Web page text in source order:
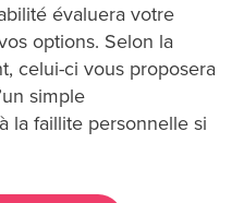
évaluera votre
options. Selon la
celui-ci vous proposera
simple
la faillite personnelle si